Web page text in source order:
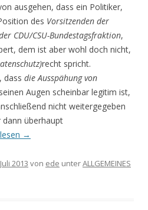
ausgehen, dass ein Politiker,
des Vorsitzenden der
CDU/CSU-Bundestagsfraktion,
dem ist aber wohl doch nicht,
recht spricht.
dass die Ausspähung von
Augen scheinbar legitim ist,
nicht weitergegeben
dann überhaupt
→
2013 von ede unterALLGEMEINES